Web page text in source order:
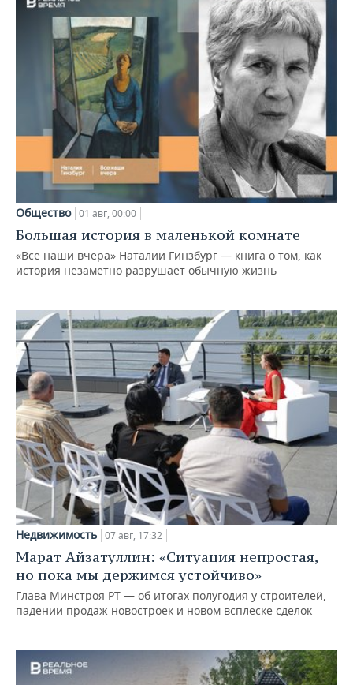
Общество 01 авг, 00:00
Большая история в маленькой комнате
«Все наши вчера» Наталии Гинзбург — книга о том, как
история незаметно разрушает обычную жизнь
Недвижимость 07 авг, 17:32
Марат Айзатуллин: «Ситуация непростая,
но пока мы держимся устойчиво»
Глава Минстроя РТ — об итогах полугодия у строителей,
падении продаж новостроек и новом всплеске сделок